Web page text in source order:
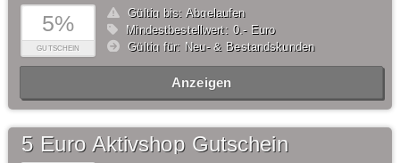
5%
GUTSCHEIN
Gültig bis: Abgelaufen
Mindestbestellwert: 0,- Euro
Gültig für: Neu- & Bestandskunden
Anzeigen
5 Euro Aktivshop Gutschein